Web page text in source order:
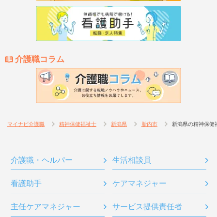
介護職コラム
マイナビ介護職 精神保健福祉士 新潟県 胎内市 新潟県の精神保健
介護職・ヘルパー 生活相談員
看護助手 ケアマネジャー
主任ケアマネジャー サービス提供責任者